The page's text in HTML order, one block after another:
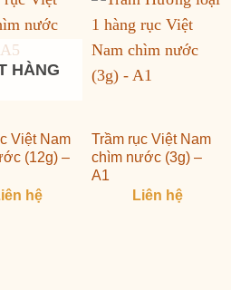
HÀNG
Việt Nam
(12g) –
hệ
Trầm rục Việt Nam
chìm nước (3g) –
A1
Liên hệ